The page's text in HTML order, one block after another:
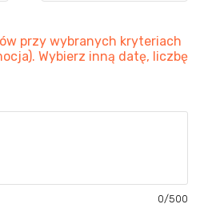
przy wybranych kryteriach
Wybierz inną datę, liczbę
0/500